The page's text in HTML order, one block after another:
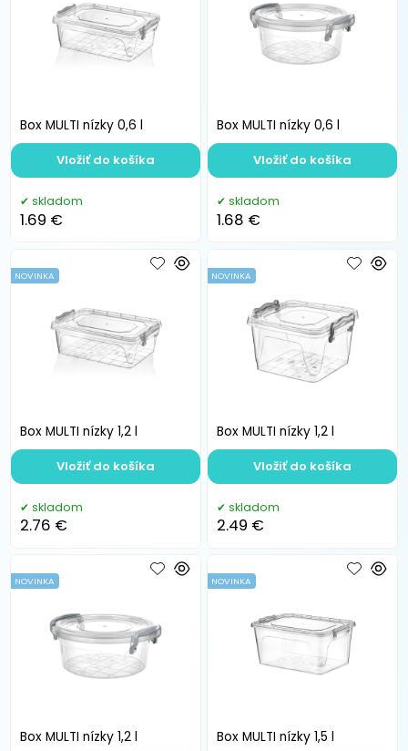
Box MULTI nízky 0,6 l
skladom
1.69 €
Vložiť do košíka
Box MULTI nízky 0,6 l
skladom
1.68 €
Vložiť do košíka
Box MULTI nízky 1,2 l
NOVINKA
skladom
2.76 €
Vložiť do košíka
Box MULTI nízky 1,2 l
NOVINKA
skladom
2.49 €
Vložiť do košíka
Box MULTI nízky 1,2 l
NOVINKA
Box MULTI nízky 1,5 l
NOVINKA